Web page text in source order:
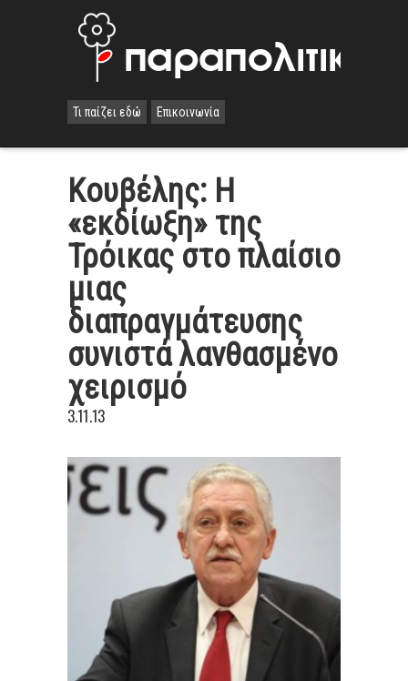
Τι παίζει εδώ Επικοινωνία
Κουβέλης: Η
«εκδίωξη» της
Τρόικας στo πλαίσιo
μιας
διαπραγμάτευσης
συνιστά λανθασμένο
χειρισμό
3.11.13